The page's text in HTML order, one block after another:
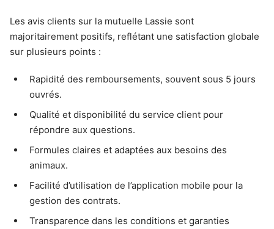
Les avis clients sur la mutuelle Lassie sont
majoritairement positifs, reflétant une satisfaction globale
sur plusieurs points :
Rapidité des remboursements, souvent sous 5 jours
ouvrés.
Qualité et disponibilité du service client pour
répondre aux questions.
Formules claires et adaptées aux besoins des
animaux.
Facilité d’utilisation de l’application mobile pour la
gestion des contrats.
Transparence dans les conditions et garanties